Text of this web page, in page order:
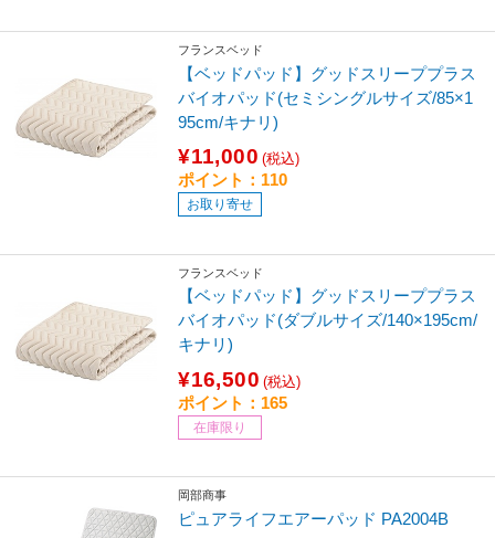
フランスベッド
【ベッドパッド】グッドスリーププラス
バイオパッド(セミシングルサイズ/85×1
95cm/キナリ)
¥11,000 (税込)
ポイント：110
お取り寄せ
フランスベッド
【ベッドパッド】グッドスリーププラス
バイオパッド(ダブルサイズ/140×195cm/
キナリ)
¥16,500 (税込)
ポイント：165
在庫限り
岡部商事
ピュアライフエアーパッド PA2004B